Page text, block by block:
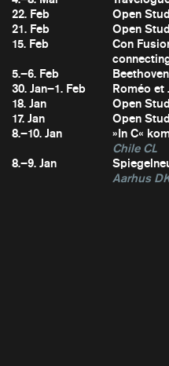
22. Feb
Open
21. Feb
Open
15. Feb
Con
5.–6. Feb
30. Jan–1. Feb
Roméo et
18. Jan
Open
17. Jan
Open
8.–10. Jan
»In C«
Chile CL
8.–9. Jan
Aarhus